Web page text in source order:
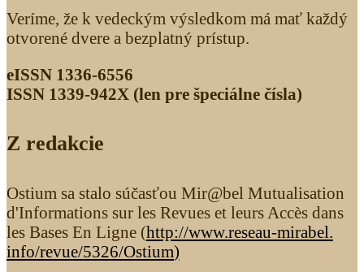
Veríme, že k vedeckým výsledkom má mať každý
otvorené dvere a bezplatný prístup.
eISSN 1336-6556
ISSN 1339­-942X (len pre špeciálne čísla)
Z redakcie
Ostium sa stalo súčasťou Mir@bel Mutualisation
d'Informations sur les Revues et leurs Accès dans
les Bases En Ligne (http://www.reseau-mirabel.
info/revue/5326/Ostium)